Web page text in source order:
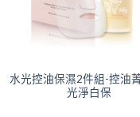
水光控油保濕2件組-控油
光淨白保